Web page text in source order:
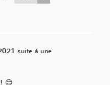
suite à une
😊